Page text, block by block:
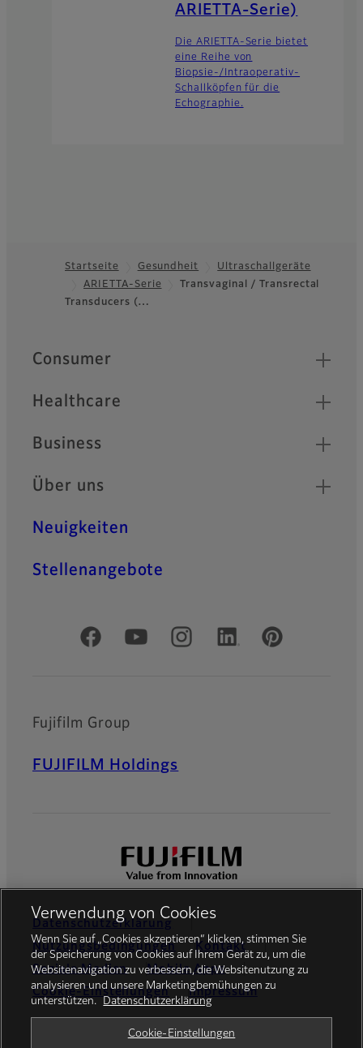
ARIETTA-Serie)
Die ARIETTA-Serie bietet
eine Reihe von
Biopsie-/Intraoperativ-
Schallköpfen für die
Echographie.
Footer
Startseite Gesundheit
Ultraschallgeräte
ARIETTA-Serie
Transvaginal / Transrectal
Transducers (…
Quick Links
Consumer
Healthcare
Business
Über uns
Neuigkeiten
Stellenangebote
Offizielle soziale Medien
Fujifilm Group
FUJIFILM Holdings
Datenschutzerklärung
Nutzungsbedingungen
Kontakt
Soziale Medien
Mobile Apps
Cookie-Einstellungen
Impressum
Verwendung von Cookies
Wenn Sie auf „Cookies akzeptieren“ klicken, stimmen Sie
der Speicherung von Cookies auf Ihrem Gerät zu, um die
Websitenavigation zu verbessern, die Websitenutzung zu
analysieren und unsere Marketingbemühungen zu
unterstützen.
Datenschutzerklärung
Cookie-Einstellungen